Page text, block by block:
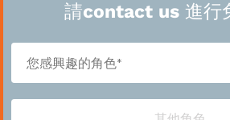
請contact us 進行